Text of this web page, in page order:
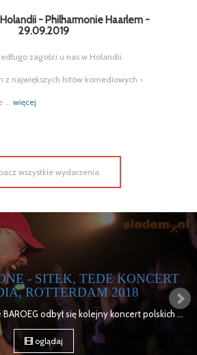
- Philharmonie Haarlem -
29.09.2019
zagości u nas w Holandii.
z największych hitów komediowych -
... więcej
wszystkie wydarzenia
- SITEK, TEDE KONCERT
ROTTERDAM 2018
odbył się kolejny koncert polskich ...
oglądaj